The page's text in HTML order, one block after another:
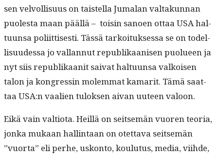
sen velvol­lisu­us on tais­tel­la Jumalan val­takun­nan
puoles­ta maan pääl­lä – toisin sanoen ottaa USA hal­
tu­un­sa poli­it­tis­es­ti. Tässä tarkoituk­ses­sa se on todel­
lisu­udessa jo val­lan­nut repub­likaanisen puolueen ja
nyt siis repub­likaan­it sai­vat hal­tu­un­sa valkoisen
talon ja kon­gressin molem­mat kamar­it. Tämä saat­
taa USA:n vaalien tulok­sen aivan uuteen valoon.
Eikä vain val­tio­ta. Heil­lä on seit­semän vuoren teo­ria,
jon­ka mukaan hallintaan on otet­ta­va seit­semän
”vuor­ta” eli per­he, uskon­to, koulu­tus, media, viihde,